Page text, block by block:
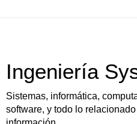
Ingeniería
Sistemas, informática,
software, y todo lo